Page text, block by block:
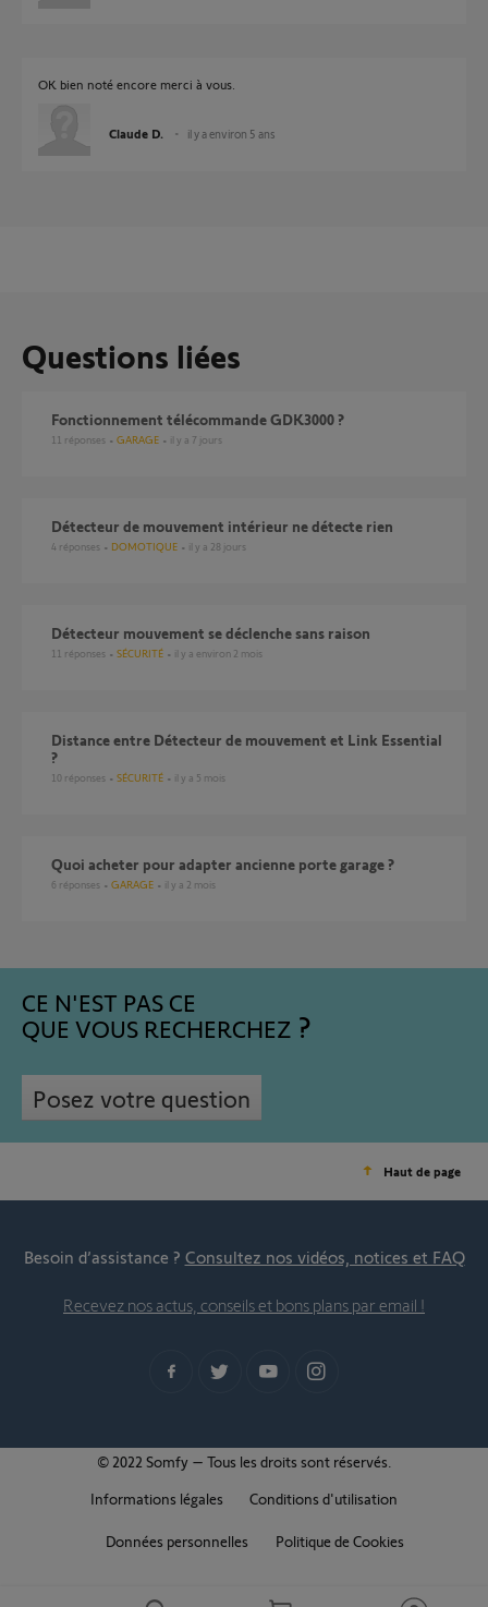
OK bien noté encore merci à vous.
Claude D. il y a environ 5 ans
Questions liées
Fonctionnement télécommande GDK3000 ?
11 réponses GARAGE il y a 7 jours
Détecteur de mouvement intérieur ne détecte rien
4 réponses DOMOTIQUE il y a 28 jours
Détecteur mouvement se déclenche sans raison
11 réponses SÉCURITÉ il y a environ 2 mois
Distance entre Détecteur de mouvement et Link Essential
?
10 réponses SÉCURITÉ il y a 5 mois
Quoi acheter pour adapter ancienne porte garage ?
6 réponses GARAGE il y a 2 mois
CE N'EST PAS CE
QUE VOUS RECHERCHEZ
Posez votre question
Haut de page
Besoin d’assistance ? Consultez nos vidéos, notices et FAQ
Recevez nos actus, conseils et bons plans par email !
© 2022 Somfy – Tous les droits sont réservés.
Informations légales
Conditions d'utilisation
Données personnelles Politique de Cookies